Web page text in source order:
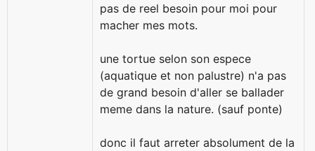
pas de reel besoin pour moi pour
macher mes mots.
une tortue selon son espece
(aquatique et non palustre) n'a pas
de grand besoin d'aller se ballader
meme dans la nature. (sauf ponte)
donc il faut arreter absolument de la